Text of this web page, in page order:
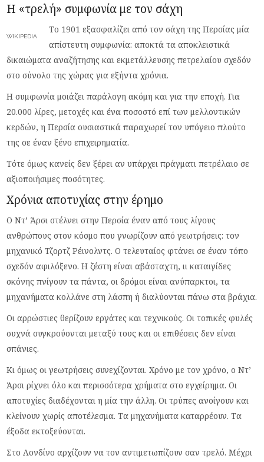
Η «τρελή» συμφωνία με τον σάχη
WIKIPEDIA
Το 1901 εξασφαλίζει από τον σάχη της Περσίας μία
απίστευτη συμφωνία: αποκτά τα αποκλειστικά
δικαιώματα αναζήτησης και εκμετάλλευσης πετρελαίου σχεδόν
στο σύνολο της χώρας για εξήντα χρόνια.
Η συμφωνία μοιάζει παράλογη ακόμη και για την εποχή. Για
20.000 λίρες, μετοχές και ένα ποσοστό επί των μελλοντικών
κερδών, η Περσία ουσιαστικά παραχωρεί τον υπόγειο πλούτο
της σε έναν ξένο επιχειρηματία.
Τότε όμως κανείς δεν ξέρει αν υπάρχει πράγματι πετρέλαιο σε
αξιοποιήσιμες ποσότητες.
Χρόνια αποτυχίας στην έρημο
Ο Ντ’ Άρσι στέλνει στην Περσία έναν από τους λίγους
ανθρώπους στον κόσμο που γνωρίζουν από γεωτρήσεις: τον
μηχανικό Τζορτζ Ρέινολντς. Ο τελευταίος φτάνει σε έναν τόπο
σχεδόν αφιλόξενο. Η ζέστη είναι αβάσταχτη, ιι καταιγίδες
σκόνης πνίγουν τα πάντα, οι δρόμοι είναι ανύπαρκτοι, τα
μηχανήματα κολλάνε στη λάσπη ή διαλύονται πάνω στα βράχια.
Οι αρρώστιες θερίζουν εργάτες και τεχνικούς. Οι τοπικές φυλές
συχνά συγκρούονται μεταξύ τους και οι επιθέσεις δεν είναι
σπάνιες.
Κι όμως οι γεωτρήσεις συνεχίζονται. Χρόνο με τον χρόνο, ο Ντ’
Άρσι ρίχνει όλο και περισσότερα χρήματα στο εγχείρημα. Οι
αποτυχίες διαδέχονται η μία την άλλη. Οι τρύπες ανοίγουν και
κλείνουν χωρίς αποτέλεσμα. Τα μηχανήματα καταρρέουν. Τα
έξοδα εκτοξεύονται.
Στο Λονδίνο αρχίζουν να τον αντιμετωπίζουν σαν τρελό. Μέχρι